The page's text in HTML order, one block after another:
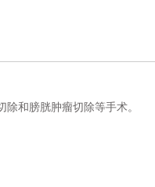
和膀胱肿瘤切除等手术。